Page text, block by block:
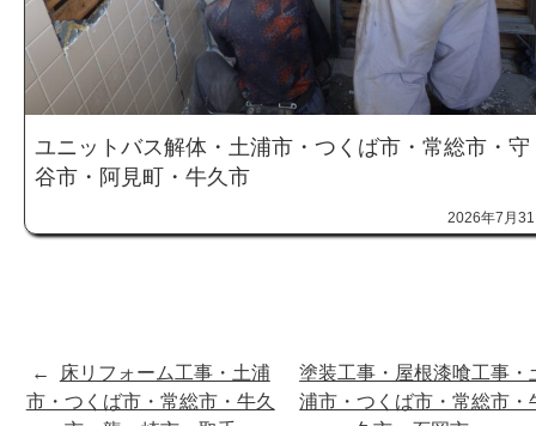
ユニットバス解体・土浦市・つくば市・常総市・守
谷市・阿見町・牛久市
2026年7月
←
床リフォーム工事・土浦
市・つくば市・常総市・牛久
塗装工事・屋根漆喰工事・
浦市・つくば市・常総市・